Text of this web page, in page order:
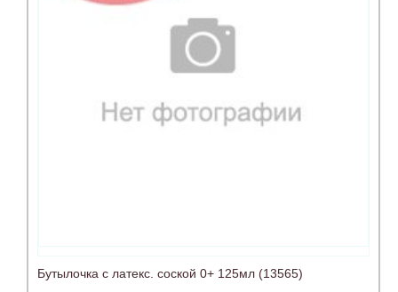
Бутылочка с латекс. соской 0+ 125мл (13565)